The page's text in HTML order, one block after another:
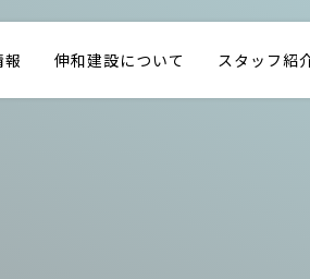
報 伸和建設について スタッフ紹